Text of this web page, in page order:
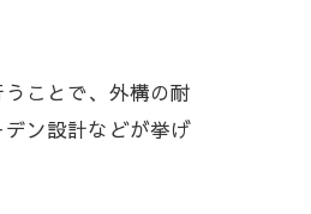
ことで、外構の耐
ン設計などが挙げ